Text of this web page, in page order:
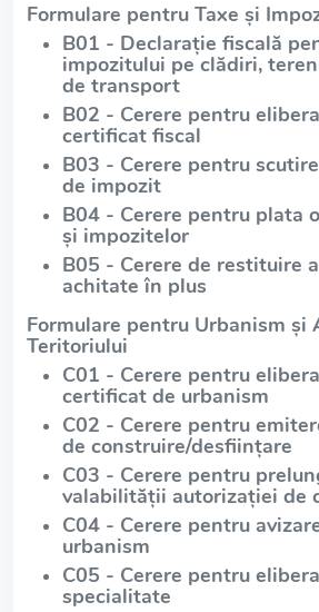
Formulare pentru Taxe și
B01 - Declarație fiscală
impozitului pe clădiri,
de transport
B02 - Cerere pentru
certificat fiscal
B03 - Cerere pentru
de impozit
B04 - Cerere pentru plata
și impozitelor
B05 - Cerere de restituire
achitate în plus
Formulare pentru Urbanism și
Teritoriului
C01 - Cerere pentru
certificat de urbanism
C02 - Cerere pentru
de construire/desființare
C03 - Cerere pentru
valabilității autorizației de
C04 - Cerere pentru
urbanism
C05 - Cerere pentru
specialitate